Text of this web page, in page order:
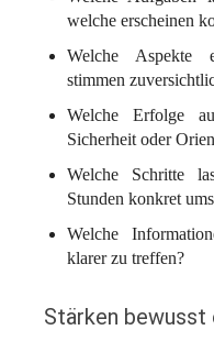
welche erscheinen
Welche Aspekte
stimmen
Welche Erfolge
Sicherheit oder
Welche Schritte
Stunden konkret
Welche
klarer zu treffen?
Stärken bewusst